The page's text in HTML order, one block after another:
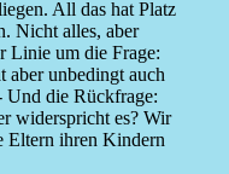
All das hat Platz
Nicht alles, aber
Linie um die Frage:
aber unbedingt auch
Und die Rückfrage:
widerspricht es? Wir
Eltern ihren Kindern